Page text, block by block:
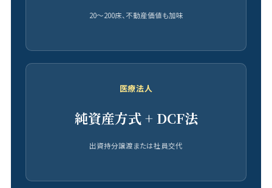
20〜200床、不動産価値も加味
医療法人
純資産方式 + DCF法
出資持分譲渡または社員交代